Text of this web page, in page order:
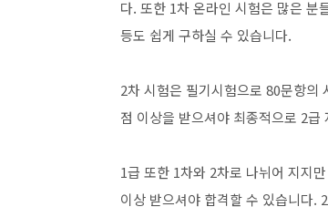
다. 또한 1차 온라인 시험은 많은 분
등도 쉽게 구하실 수 있습니다.
2차 시험은 필기시험으로 80문항의
점 이상을 받으셔야 최종적으로 2급
1급 또한 1차와 2차로 나뉘어 지지
이상 받으셔야 합격할 수 있습니다.